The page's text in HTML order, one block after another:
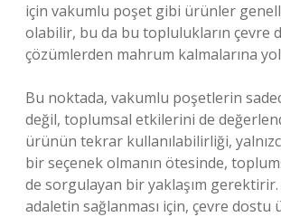
için vakumlu poşet gibi ürünler
olabilir, bu da bu toplulukların çevre
çözümlerden mahrum kalmalarına
Bu noktada, vakumlu poşetlerin
değil, toplumsal etkilerini de
ürünün tekrar kullanılabilirliği,
bir seçenek olmanın ötesinde,
de sorgulayan bir yaklaşım gerektirir.
adaletin sağlanması için, çevre